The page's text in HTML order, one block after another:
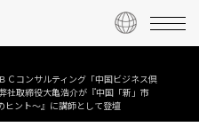
Ｃコンサルティング「中国ビジネス倶
社取締役大亀浩介が『中国「新」市
ヒント〜』に講師として登壇